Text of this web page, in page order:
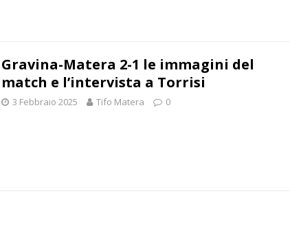
Gravina-Matera 2-1 le immagini del
match e l’intervista a Torrisi
3 Febbraio 2025 Tifo Matera 0